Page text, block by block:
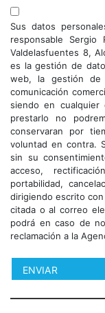
Sus datos
responsable Sergio
Valdelasfuentes 8,
es la gestión de
web, la gestión de
comunicación
siendo en cualquier
prestarlo no
conservaran por
voluntad en contra.
sin su
acceso,
portabilidad,
dirigiendo escrito
citada o al correo
podrá en caso de
reclamación a la